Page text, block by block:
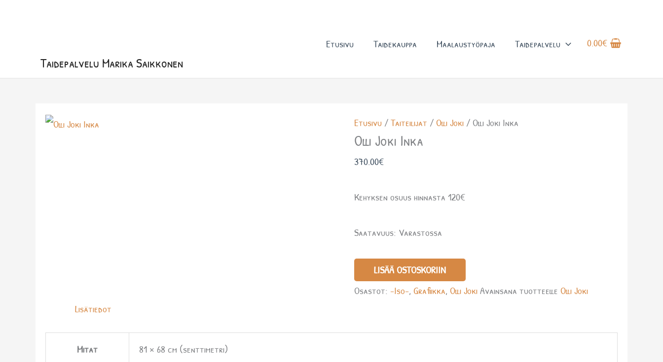
Taidepalvelu Marika Saikkonen
Etusivu Taidekauppa Maalaustyöpaja Taidepalvelu 0.00€
Etusivu /Taiteilijat /Olli Joki / Olli Joki Inka
Olli Joki Inka
370.00€
Kehyksen osuus hinnasta 120€
Saatavuus: Varastossa
Joki
Inka
määrä
LISÄÄ OSTOSKORIIN
Osastot:-Iso-, Grafiikka,Olli Joki Avainsana tuotteelleOlli Joki
Lisätiedot
Mitat 81 × 68 cm (senttimetri)